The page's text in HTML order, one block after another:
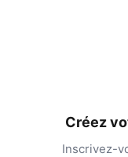
Créez
Inscrivez-